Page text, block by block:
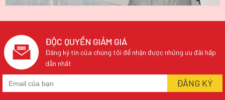
ĐỘC QUYỀN GIẢM GIÁ
Đăng ký tin của chúng tôi để nhận được những ưu đãi hấp
dẫn nhất